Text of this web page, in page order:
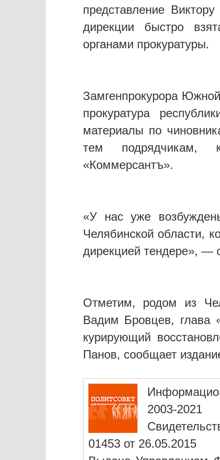
представление
дирекции быстро
органами прокуратуры.
Замгенпрокурора
прокуратура
материалы по
тем подрядчикам,
«Коммерсантъ».
«У нас уже
Челябинской области,
дирекцией тендере», —
Отметим, родом из
Вадим Бровцев, глава
курирующий
Панов, сообщает
2003-2021
01453 от 26.05.2015